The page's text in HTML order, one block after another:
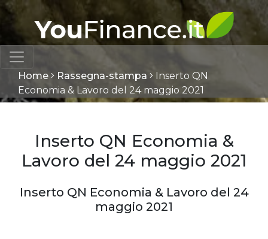
Home Rassegna-stampa
Inserto QN
Economia & Lavoro del 24 maggio 2021
Inserto QN Economia &
Lavoro del 24 maggio 2021
Inserto QN Economia & Lavoro del 24
maggio 2021